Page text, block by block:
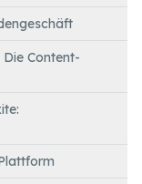
Content-